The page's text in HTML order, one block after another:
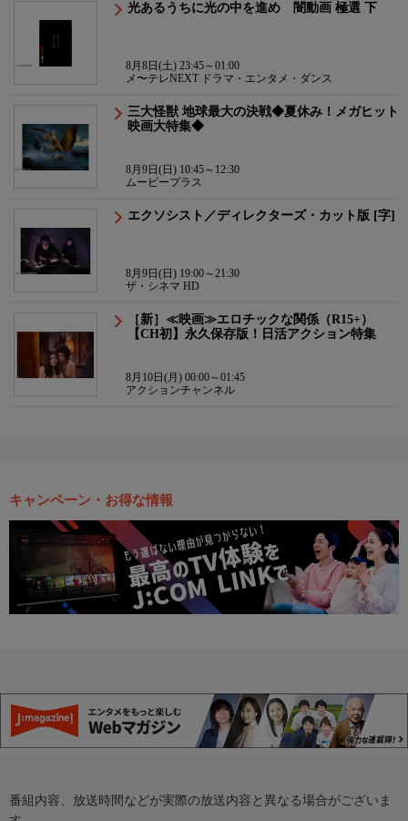
光あるうちに光の中を進め 闇動画 極選 下
8月8日(土) 23:45～01:00
メ〜テレNEXT ドラマ・エンタメ・ダンス
三大怪獣 地球最大の決戦◆夏休み！メガヒット
映画大特集◆
8月9日(日) 10:45～12:30
ムービープラス
エクソシスト／ディレクターズ・カット版 [字]
8月9日(日) 19:00～21:30
ザ・シネマ HD
［新］≪映画≫エロチックな関係（R15+）
【CH初】永久保存版！日活アクション特集
8月10日(月) 00:00～01:45
アクションチャンネル
キャンペーン・お得な情報
番組内容、放送時間などが実際の放送内容と異なる場合がございま